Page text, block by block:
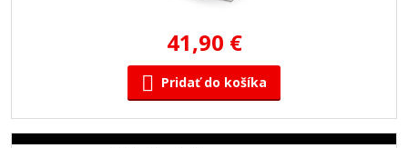
41,90 €
Pridať do košíka